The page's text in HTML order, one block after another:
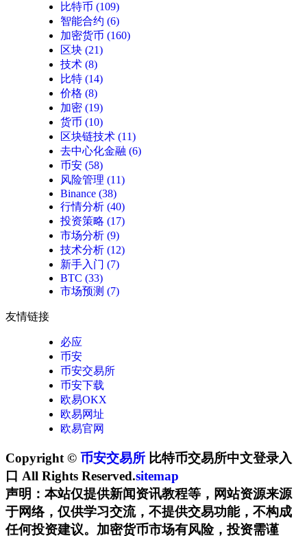
比特币 (109)
智能合约 (6)
加密货币 (160)
区块 (21)
技术 (8)
比特 (14)
价格 (8)
加密 (19)
货币 (10)
区块链技术 (11)
去中心化金融 (6)
币安 (58)
风险管理 (11)
Binance (38)
行情分析 (40)
投资策略 (17)
市场分析 (9)
技术分析 (12)
新手入门 (7)
BTC (33)
市场预测 (7)
友情链接
必应
币安
币安交易所
币安下载
欧易OKX
欧易网址
欧易官网
Copyright © 币安交易所 比特币交易所中文登录入
口 All Rights Reserved.sitemap
声明：本站仅提供新闻资讯教程等，网站资源来源
于网络，仅供学习交流，不提供交易功能，不构成
任何投资建议。加密货币市场有风险，投资需谨